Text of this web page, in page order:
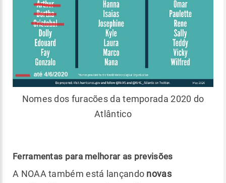
Nomes dos furacões da temporada 2020 do
Atlântico
Ferramentas para melhorar as previsões
A NOAA também está lançando novas